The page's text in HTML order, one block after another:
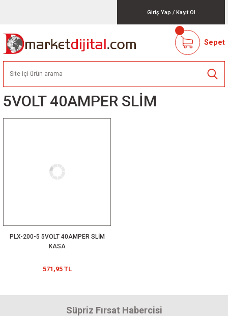
Giriş Yap / Kayıt Ol
Sepet
5VOLT 40AMPER SLİM
PLX-200-5 5VOLT 40AMPER SLİM
KASA
571,95 TL
Süpriz Fırsat Habercisi